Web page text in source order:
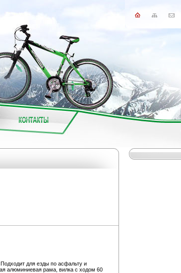
для езды по асфальту и
алюминиевая рама, вилка с ходом 60